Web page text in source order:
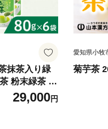
抹茶入り緑
粉末緑茶 粉
29,000円
愛知県小牧
菊芋茶